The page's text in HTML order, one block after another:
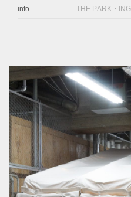
info THE PARK・